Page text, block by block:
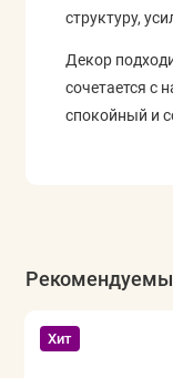
структуру,
Декор
сочетается с
спокойный и
Хит